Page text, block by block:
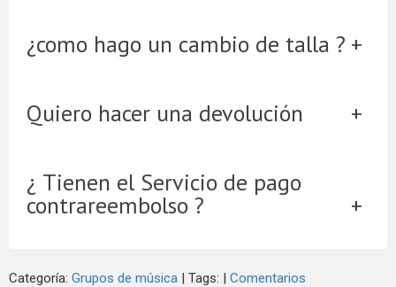
¿como hago un cambio de talla ?
Quiero hacer una devolución
¿ Tienen el Servicio de pago
contrareembolso ?
Categoría: Grupos de música | Tags: | Comentarios